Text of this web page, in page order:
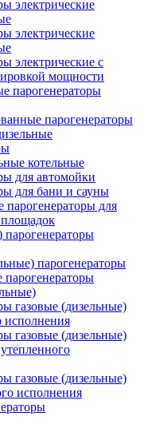
электрические
электрические
электрические с
мощности
парогенераторы
парогенераторы
котельные
для автомойки
для бани и сауны
парогенераторы для
парогенераторы
парогенераторы
газовые (дизельные)
исполнения
газовые (дизельные)
газовые (дизельные)
исполнения